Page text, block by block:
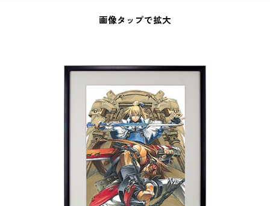
画像タップで拡大